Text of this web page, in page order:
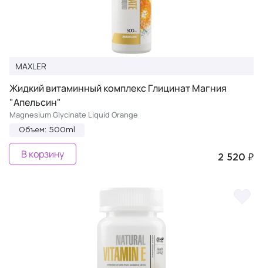
MAXLER
Жидкий витаминный комплекс Глицинат Магния
"Апельсин"
Magnesium Glycinate Liquid Orange
Объем: 500ml
2 520 ₽
В корзину